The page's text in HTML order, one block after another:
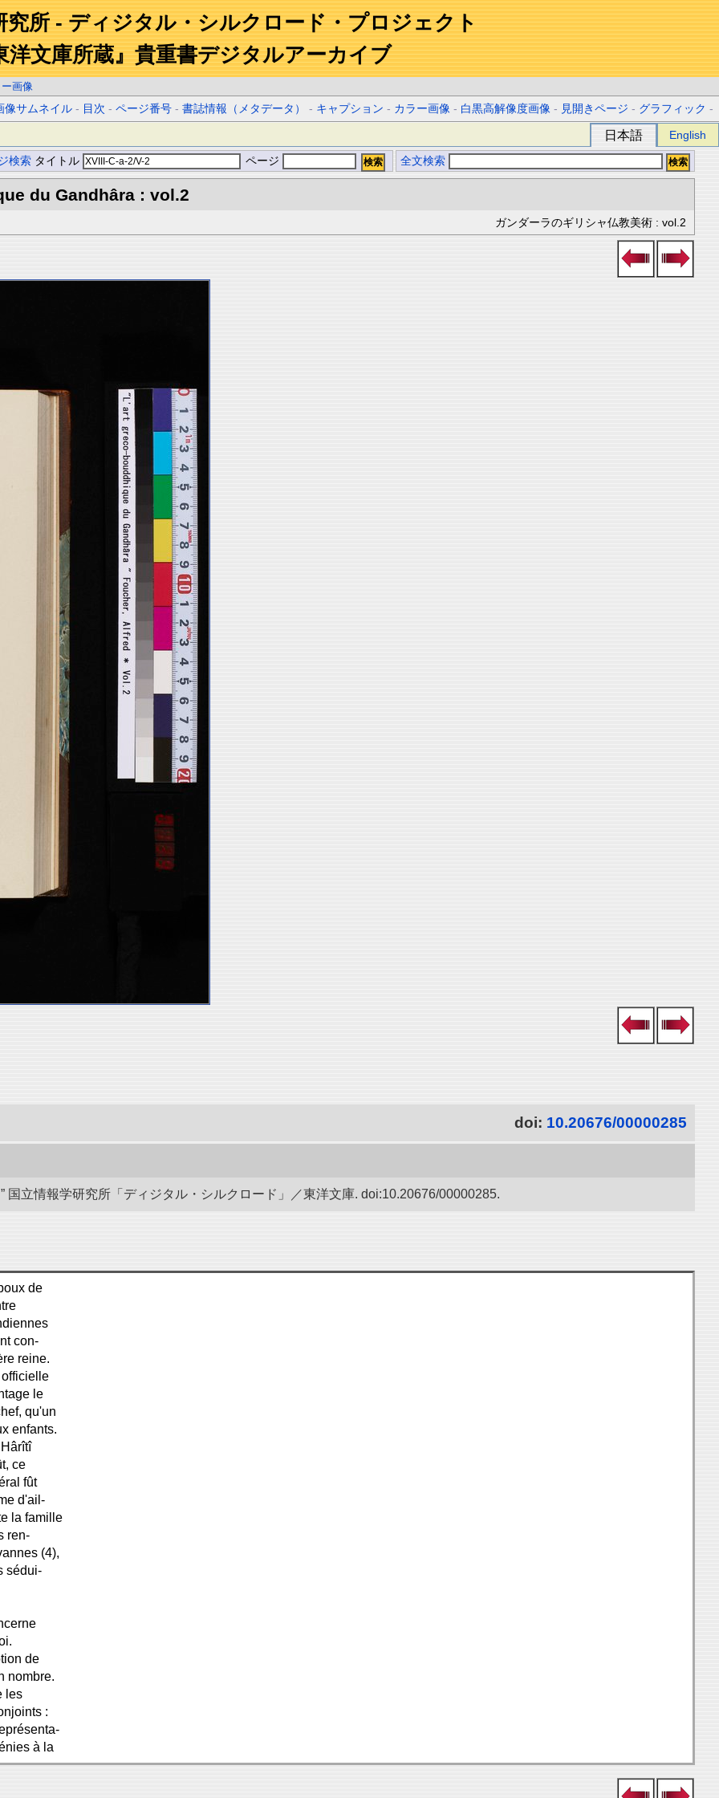
究所 - ディジタル・シルクロード・プロジェクト
洋文庫所蔵』貴重書デジタルアーカイブ
画像
像サムネイル - 目次 -ページ番号 -書誌情報（メタデータ） - キャプション - カラー画像 - 白黒高解像度画像 - 見開きページ - グラフィック -
日本語 English
検索 タイトル ページ 全文検索
du Gandhâra : vol.2
ガンダーラのギリシャ仏教美術 : vol.2
doi: 10.20676/00000285
国立情報学研究所「ディジタル・シルクロード」／東洋文庫. doi:10.20676/00000285.
de
con-
reine.
le
qu'un
enfants.
ce
fût
d'ail-
la famille
ren-
(4),
sédui-
de
nombre.
les
:
à la